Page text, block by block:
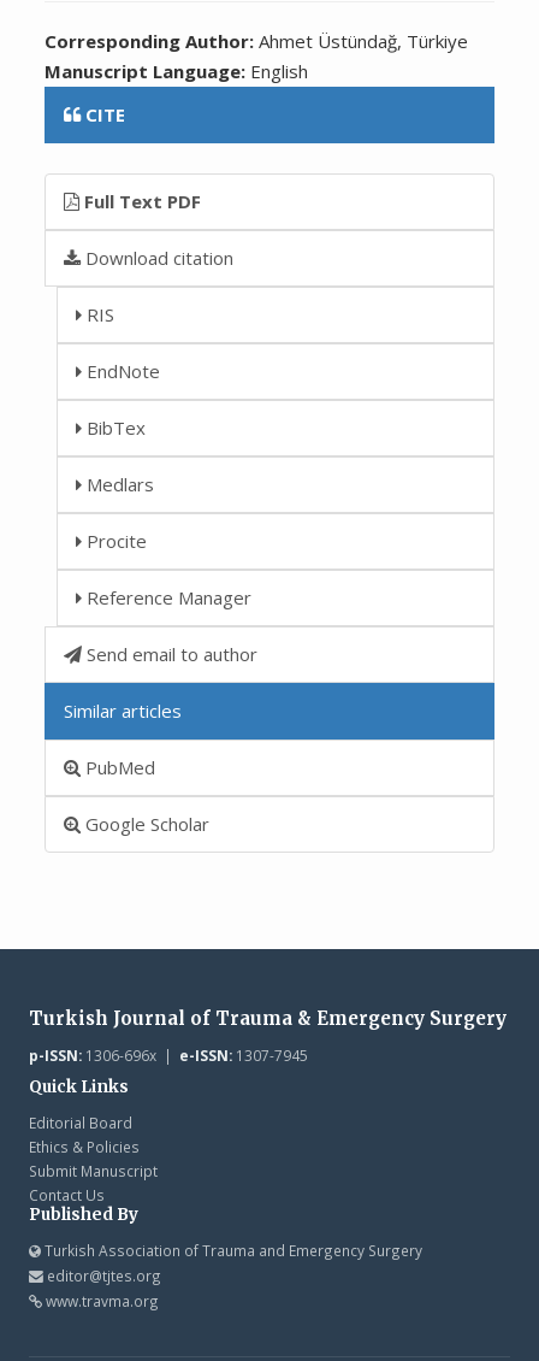
Corresponding Author:Ahmet Üstündağ, Türkiye
Manuscript Language: English
CITE
Full Text PDF
Download citation
RIS
EndNote
BibTex
Medlars
Procite
Reference Manager
Send email to author
Similar articles
PubMed
Google Scholar
Turkish Journal of Trauma & Emergency Surgery
p-ISSN:1306-696x | e-ISSN:1307-7945
Quick Links
Editorial Board
Ethics & Policies
Submit Manuscript
Contact Us
Published By
Turkish Association of Trauma and Emergency Surgery
editor@tjtes.org
www.travma.org